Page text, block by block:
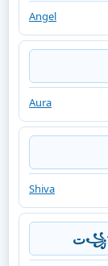
Angel
Aura
Shiva